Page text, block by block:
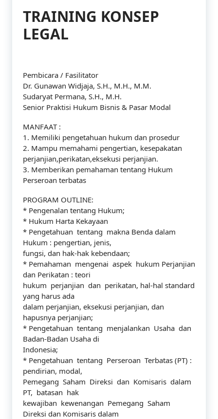
TRAINING KONSEP
LEGAL
Pembicara / Fasilitator
Dr. Gunawan Widjaja, S.H., M.H., M.M.
Sudaryat Permana, S.H., M.H.
Senior Praktisi Hukum Bisnis & Pasar Modal
MANFAAT :
1. Memiliki pengetahuan hukum dan prosedur
2. Mampu memahami pengertian, kesepakatan
perjanjian,perikatan,eksekusi perjanjian.
3. Memberikan pemahaman tentang Hukum
Perseroan terbatas
PROGRAM OUTLINE:
* Pengenalan tentang Hukum;
* Hukum Harta Kekayaan
* Pengetahuan tentang makna Benda dalam
Hukum : pengertian, jenis,
fungsi, dan hak-hak kebendaan;
* Pemahaman mengenai aspek hukum Perjanjian
dan Perikatan : teori
hukum perjanjian dan perikatan, hal-hal standard
yang harus ada
dalam perjanjian, eksekusi perjanjian, dan
hapusnya perjanjian;
* Pengetahuan tentang menjalankan Usaha dan
Badan-Badan Usaha di
Indonesia;
* Pengetahuan tentang Perseroan Terbatas (PT) :
pendirian, modal,
Pemegang Saham Direksi dan Komisaris dalam
PT, batasan hak
kewajiban kewenangan Pemegang Saham
Direksi dan Komisaris dalam